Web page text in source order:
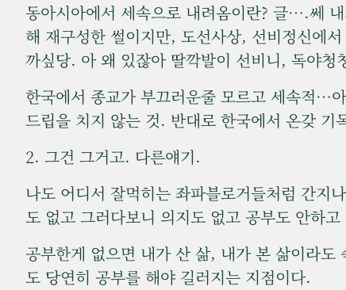
동아시아에서 세속으로 내려옴이란? 글….쎄
해 재구성한 썰이지만, 도선사상, 선비정신에
까싶당. 아 왜 있잖아 딸깍발이 선비니, 독야
한국에서 종교가 부끄러운줄 모르고 세속적…
드립을 치지 않는 것. 반대로 한국에서 온갖
2. 그건 그거고. 다른얘기.
나도 어디서 잘먹히는 좌파블로거들처럼 간
도 없고 그러다보니 의지도 없고 공부도 안하
공부한게 없으면 내가 산 삶, 내가 본 삶이라
도 당연히 공부를 해야 길러지는 지점이다.